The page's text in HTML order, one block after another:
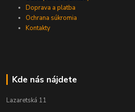
Doprava a platba
Ochrana súkromia
Kontakty
Kde nás nájdete
Lazaretská 11